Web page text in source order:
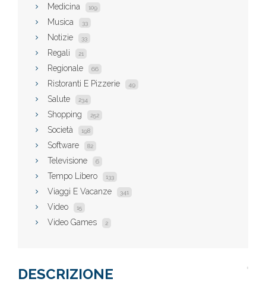
Medicina 109
Musica 33
Notizie 33
Regali 21
Regionale 66
Ristoranti E Pizzerie 49
Salute 234
Shopping 252
Società 198
Software 82
Televisione 6
Tempo Libero 133
Viaggi E Vacanze 341
Video 15
Video Games 2
DESCRIZIONE